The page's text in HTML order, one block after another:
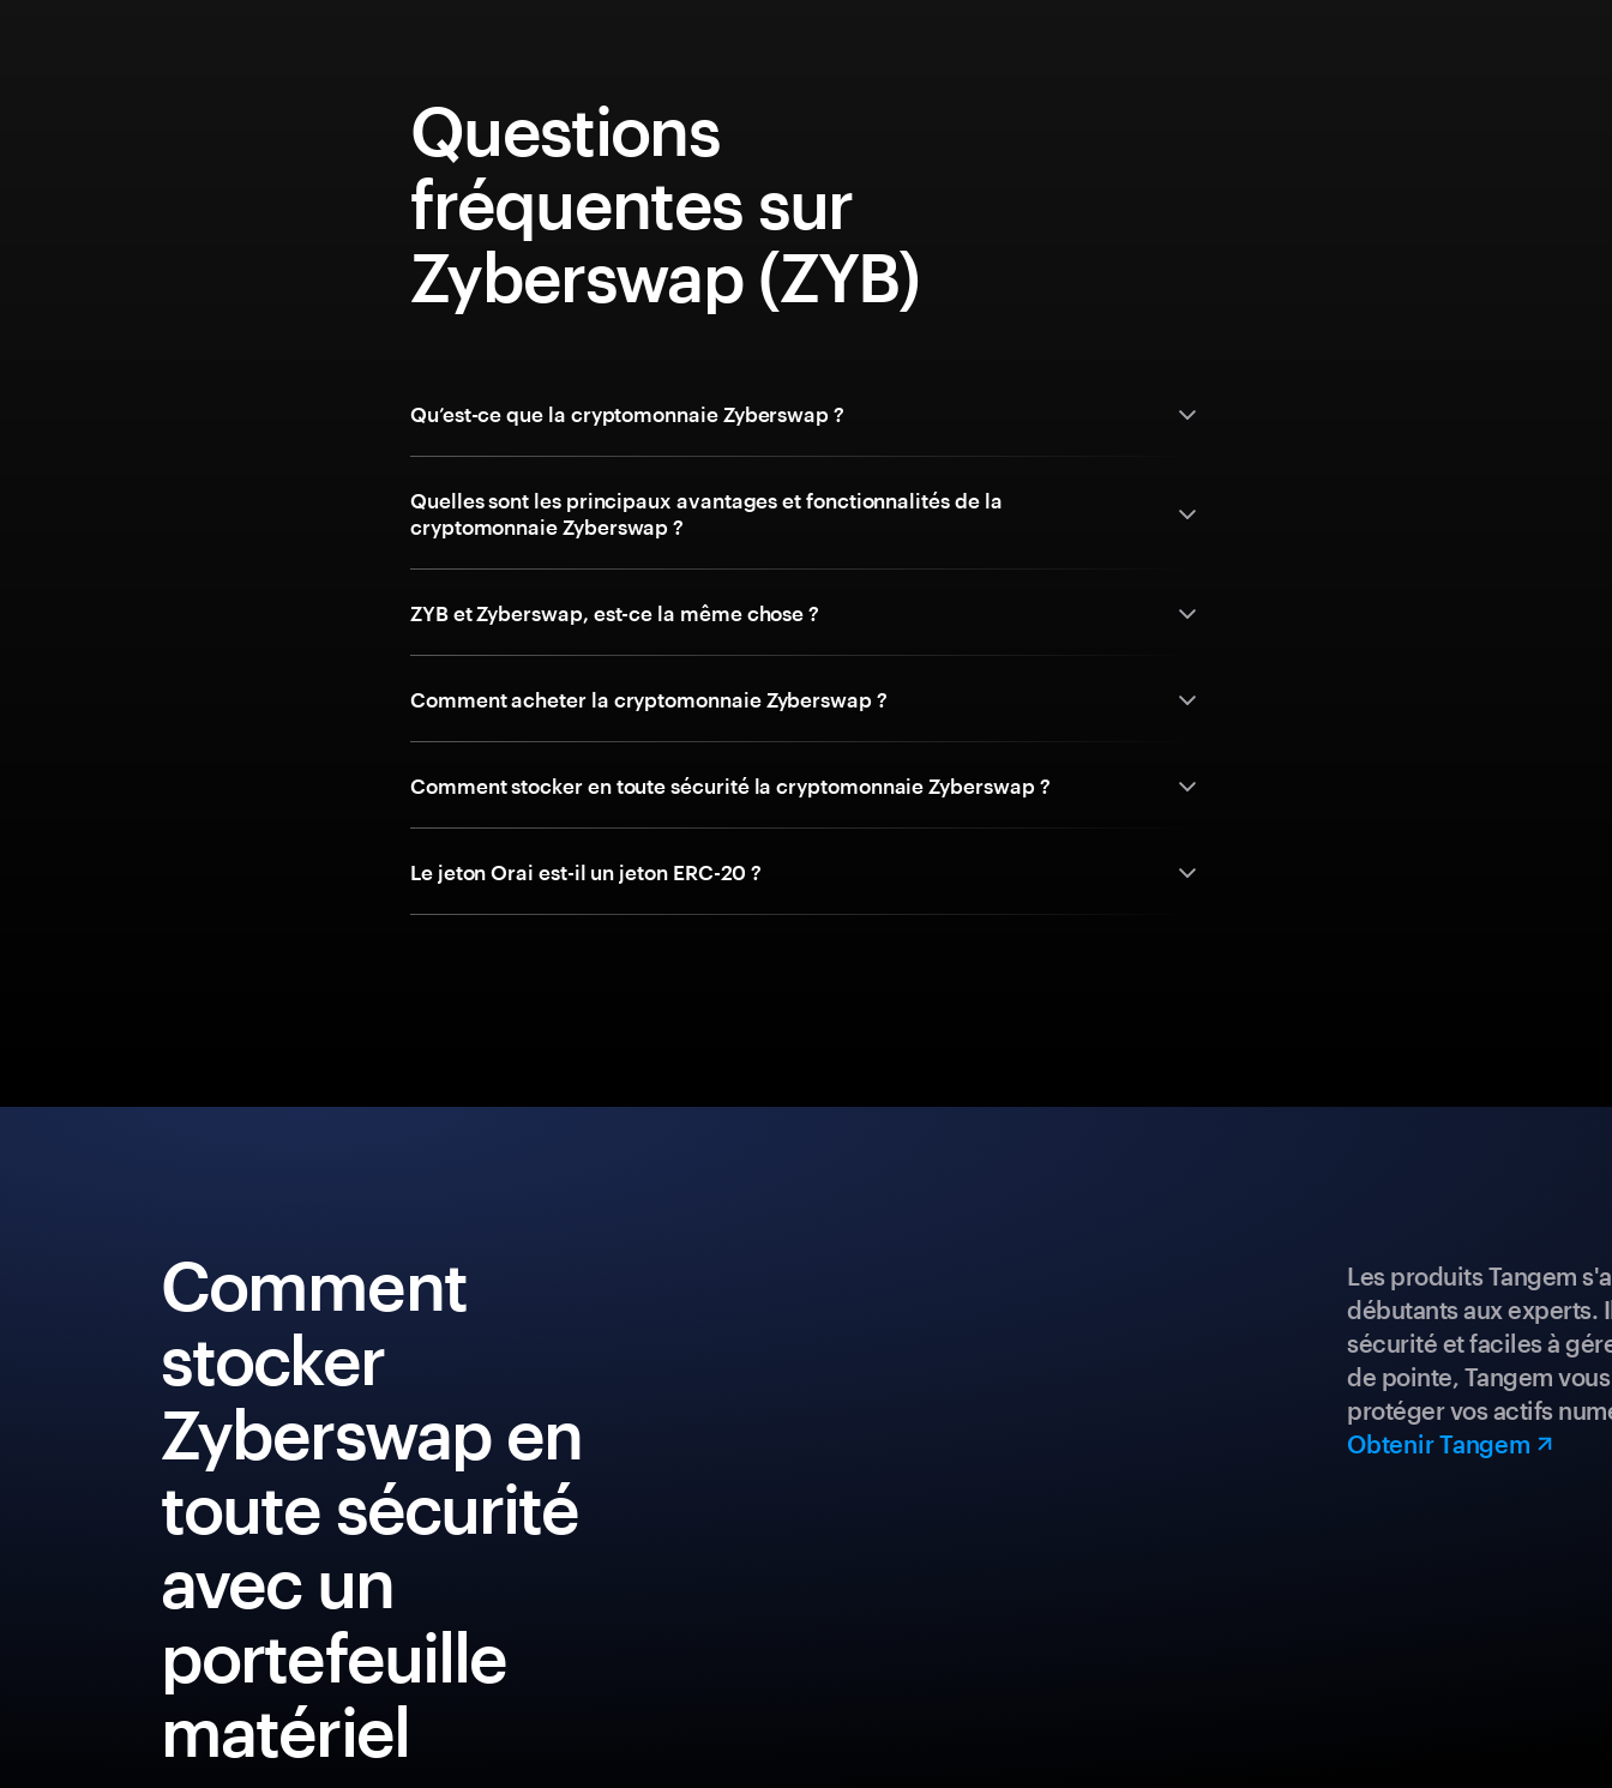
Questions
fréquentes sur
Zyberswap (ZYB)
Qu’est-ce que la cryptomonnaie Zyberswap ?
Quelles sont les principaux avantages et fonctionnalités de la
cryptomonnaie Zyberswap ?
ZYB et Zyberswap, est-ce la même chose ?
Comment acheter la cryptomonnaie Zyberswap ?
Comment stocker en toute sécurité la cryptomonnaie Zyberswap ?
Le jeton Orai est-il un jeton ERC-20 ?
Comment
stocker
Zyberswap en
toute sécurité
avec un
portefeuille
matériel
Les produits Tangem
débutants aux experts.
sécurité et faciles à
de pointe, Tangem
protéger vos actifs
Obtenir Tangem